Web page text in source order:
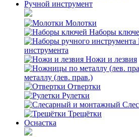
Ручной инструмент
Молотки
Наборы
инструмента
Ножи и лезвия
металлу (лев. прав.)
Отвертки
Рулетки
Трещётки
Оснастка